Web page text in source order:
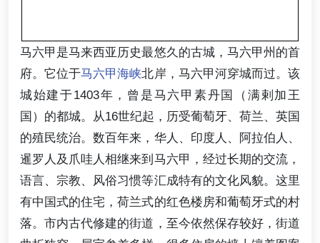
马六甲是马来西亚历史最悠久的古城，马六甲州的首
府。它位于马六甲海峡北岸，马六甲河穿城而过。该
城始建于1403年，曾是马六甲素丹国（满剌加王
国）的都城。从16世纪起，历受葡萄牙、荷兰、英国
的殖民统治。数百年来，华人、印度人、阿拉伯人、
暹罗人及爪哇人相继来到马六甲，经过长期的交流，
语言、宗教、风俗习惯等汇成特有的文化风貌。这里
有中国式的住宅，荷兰式的红色楼房和葡萄牙式的村
落。市内古代修建的街道，至今依然保存较好，街道